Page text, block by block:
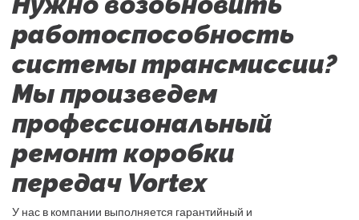
работоспособность
системы трансмиссии?
Мы произведем
профессиональный
ремонт коробки
передач Vortex
У нас в компании выполняется гарантийный и